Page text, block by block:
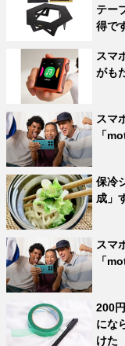
テー
得で
スマ
がも
スマ
「
保冷
成」
スマ
「
200
にな
けた